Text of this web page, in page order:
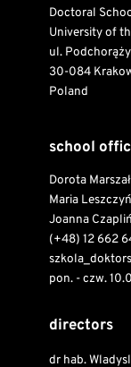
Doctoral
University of
ul.
30-084
Poland
school
Dorota
Maria
Joanna
(+48) 12 662
pon. - czw.
directors
dr hab.